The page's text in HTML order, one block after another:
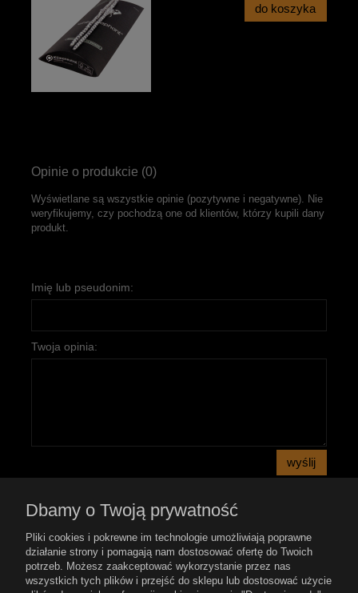
do koszyka
Opinie o produkcie (0)
Wyświetlane są wszystkie opinie (pozytywne i negatywne). Nie
weryfikujemy, czy pochodzą one od klientów, którzy kupili dany
produkt.
Imię lub pseudonim:
Twoja opinia:
wyślij
Pomoc
Płatność i dostawa
Dbamy o Twoją prywatność
Pliki cookies i pokrewne im technologie umożliwiają poprawne
działanie strony i pomagają nam dostosować ofertę do Twoich
potrzeb. Możesz zaakceptować wykorzystanie przez nas
wszystkich tych plików i przejść do sklepu lub dostosować użycie